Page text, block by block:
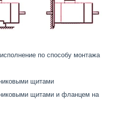
по способу монтажа
щитами
щитами и фланцем на